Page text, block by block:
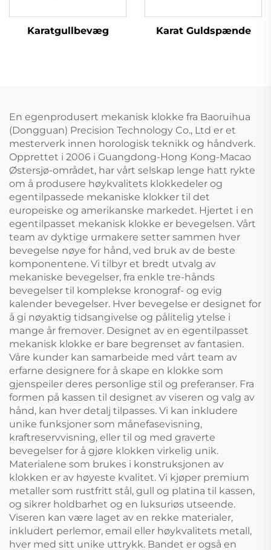
Karatgullbevæg Karat Guldspænde
En egenprodusert mekanisk klokke fra Baoruihua
(Dongguan) Precision Technology Co., Ltd er et
mesterverk innen horologisk teknikk og håndverk.
Opprettet i 2006 i Guangdong-Hong Kong-Macao
Østersjø-området, har vårt selskap lenge hatt rykte
om å produsere høykvalitets klokkedeler og
egentilpassede mekaniske klokker til det
europeiske og amerikanske markedet. Hjertet i en
egentilpasset mekanisk klokke er bevegelsen. Vårt
team av dyktige urmakere setter sammen hver
bevegelse nøye for hånd, ved bruk av de beste
komponentene. Vi tilbyr et bredt utvalg av
mekaniske bevegelser, fra enkle tre-hånds
bevegelser til komplekse kronograf- og evig
kalender bevegelser. Hver bevegelse er designet for
å gi nøyaktig tidsangivelse og pålitelig ytelse i
mange år fremover. Designet av en egentilpasset
mekanisk klokke er bare begrenset av fantasien.
Våre kunder kan samarbeide med vårt team av
erfarne designere for å skape en klokke som
gjenspeiler deres personlige stil og preferanser. Fra
formen på kassen til designet av viseren og valg av
hånd, kan hver detalj tilpasses. Vi kan inkludere
unike funksjoner som månefasevisning,
kraftreservvisning, eller til og med graverte
bevegelser for å gjøre klokken virkelig unik.
Materialene som brukes i konstruksjonen av
klokken er av høyeste kvalitet. Vi kjøper premium
metaller som rustfritt stål, gull og platina til kassen,
og sikrer holdbarhet og en luksuriøs utseende.
Viseren kan være laget av en rekke materialer,
inkludert perlemor, email eller høykvalitets metall,
hver med sitt unike uttrykk. Bandet er også en